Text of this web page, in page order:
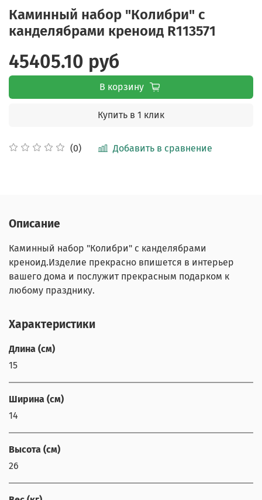
Каминный набор "Колибри" с
канделябрами креноид R113571
(0) Добавить в сравнение
45405.10 руб
В корзину
Купить в 1 клик
Описание
Каминный набор "Колибри" с канделябрами
креноид.Изделие прекрасно впишется в интерьер
вашего дома и послужит прекрасным подарком к
любому празднику.
Характеристики
Длина (см)
15
Ширина (см)
14
Высота (см)
26